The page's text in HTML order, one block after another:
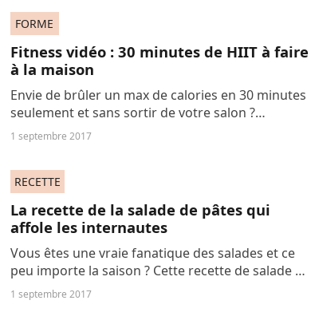
FORME
Fitness vidéo : 30 minutes de HIIT à faire
à la maison
Envie de brûler un max de calories en 30 minutes
seulement et sans sortir de votre salon ?
Découvrez vite l'entraînement de HITT vidéo à
reproduire chez soi. C'est parti !
1 septembre 2017
RECETTE
La recette de la salade de pâtes qui
affole les internautes
Vous êtes une vraie fanatique des salades et ce
peu importe la saison ? Cette recette de salade de
pâtes aussi simple que savoureuse devrait vous
combler.
1 septembre 2017